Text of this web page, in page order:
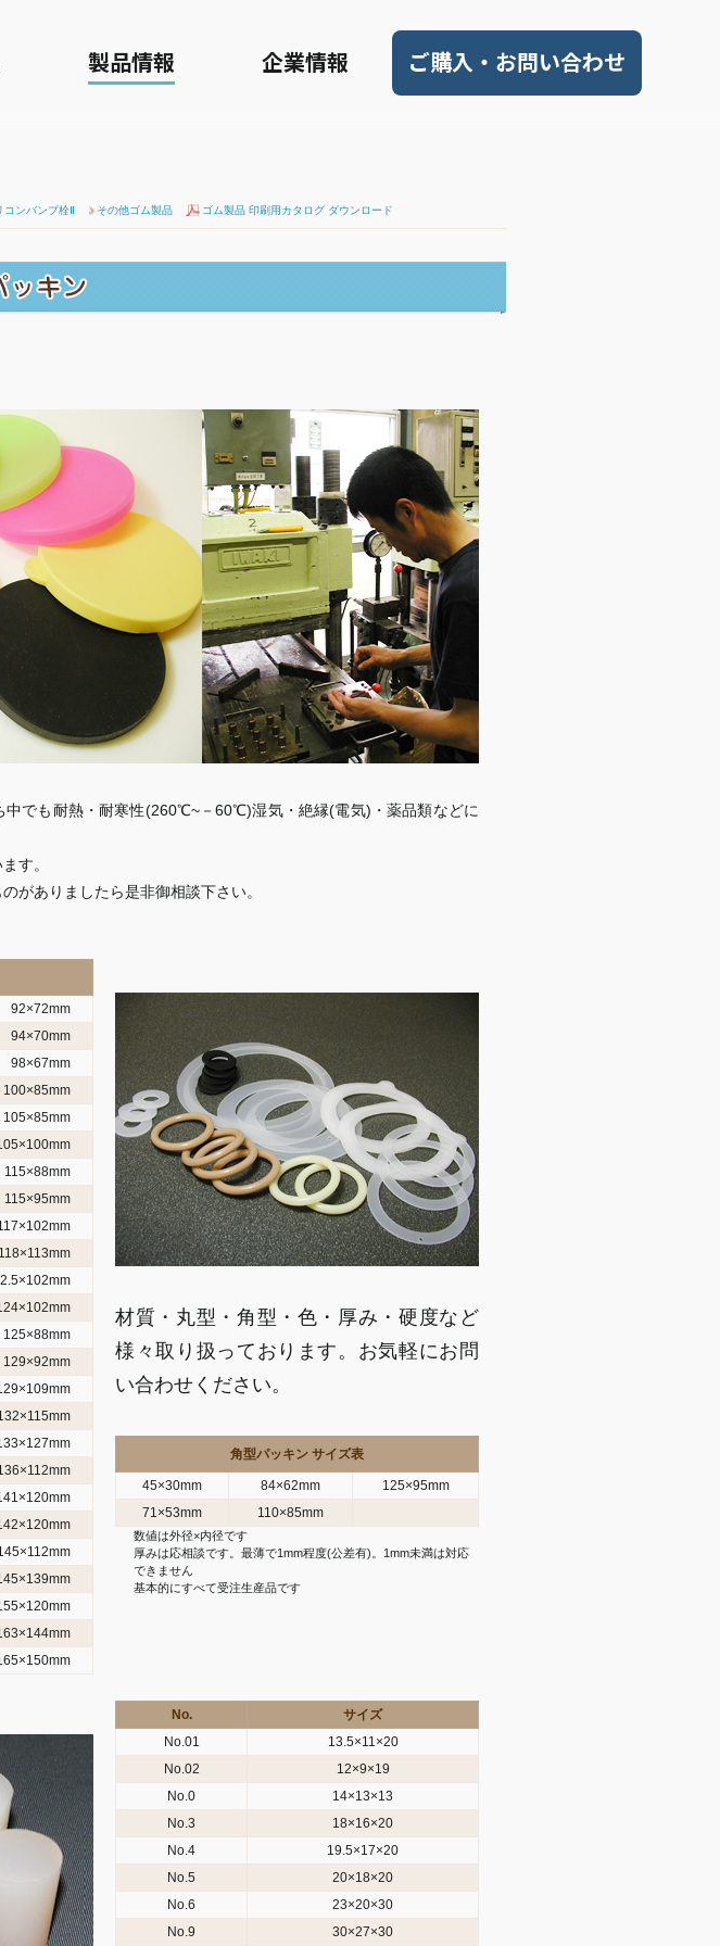
製品情報 企業情報 ご購入・お問い合わせ
コンバンプ栓Ⅱ その他ゴム製品 ゴム製品 印刷用カタログ ダウンロード
中でも耐熱・耐寒性(260℃~－60℃)湿気・絶縁(電気)・薬品類などに
す。
がありましたら是非御相談下さい。
材質・丸型・角型・色・厚み・硬度など
様々取り扱っております。お気軽にお問
い合わせください。
角型パッキン サイズ表
45×30mm 84×62mm
125×95mm
71×53mm
110×85mm
数値は外径×内径です
厚みは応相談です。最薄で1mm程度(公差有)。1mm未満は対応
できません
基本的にすべて受注生産品です
92×72mm
94×70mm
98×67mm
100×85mm
105×85mm
115×88mm
115×95mm
118×113mm
125×88mm
129×92mm
No.
サイズ
No.01
13.5×11×20
No.02
12×9×19
No.0
14×13×13
No.3
18×16×20
No.4
19.5×17×20
No.5
20×18×20
No.6
23×20×30
No.9
30×27×30